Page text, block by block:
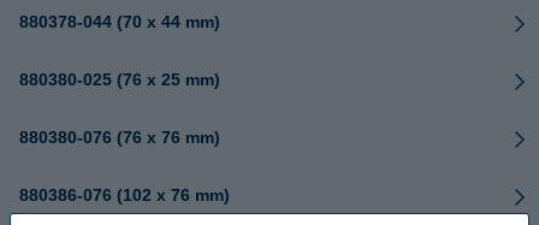
880378-044 (70 x 44 mm)
880380-025 (76 x 25 mm)
880380-076 (76 x 76 mm)
880386-076 (102 x 76 mm)